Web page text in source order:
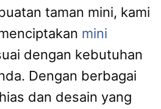
taman mini, kami
mini
dengan kebutuhan
Dengan berbagai
dan desain yang